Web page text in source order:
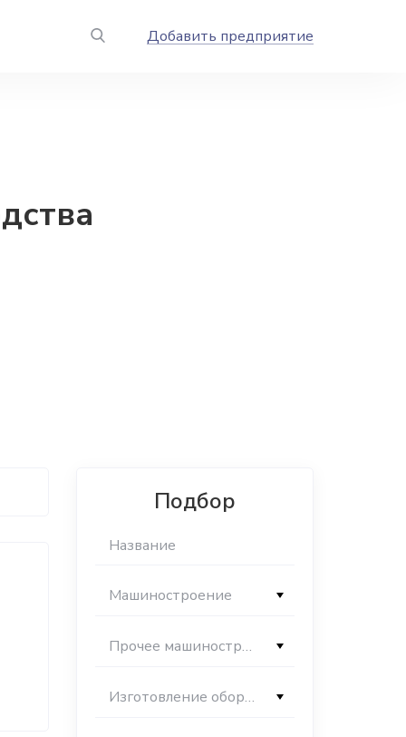
Добавить предприятие
Подбор
Машиностроение
Прочее машиностроение
Изготовление оборудования для производства строительных материалов